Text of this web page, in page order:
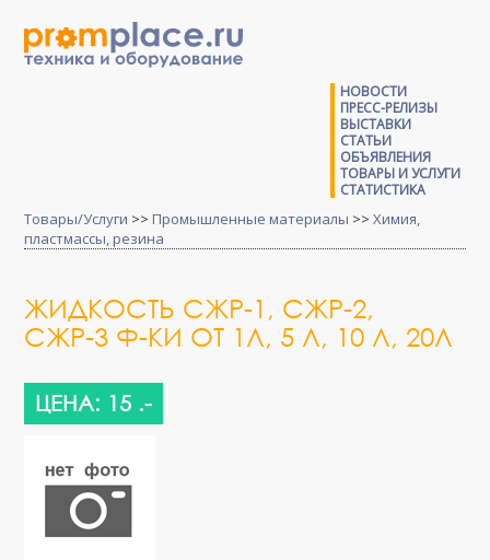
НОВОСТИ
ПРЕСС-РЕЛИЗЫ
ВЫСТАВКИ
СТАТЬИ
ОБЪЯВЛЕНИЯ
ТОВАРЫ И УСЛУГИ
СТАТИСТИКА
Товары/Услуги >> Промышленные материалы >>Химия,
пластмассы, резина
ЖИДКОСТЬ СЖР-1, СЖР-2,
СЖР-3 Ф-КИ ОТ 1Л, 5 Л, 10 Л, 20Л
ЦЕНА: 15 .-